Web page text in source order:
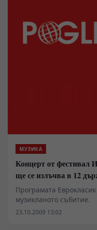
МУЗИКА
Концерт от
ще се излъчва в 12
Програмата
музикланото събитие.
23.10.2009 13:02